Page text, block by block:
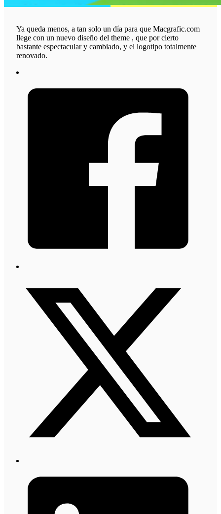
Ya queda menos, a tan solo un día para que Macgrafic.com
llege con un nuevo diseño del theme , que por cierto
bastante espectacular y cambiado, y el logotipo totalmente
renovado.